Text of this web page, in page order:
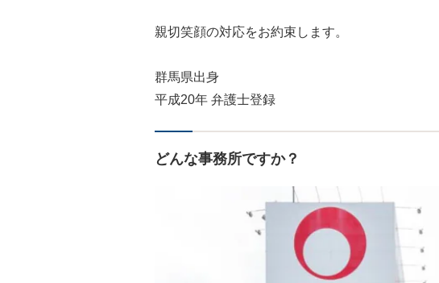
親切笑顔の対応をお約束します。
群馬県出身
平成20年 弁護士登録
どんな事務所ですか？